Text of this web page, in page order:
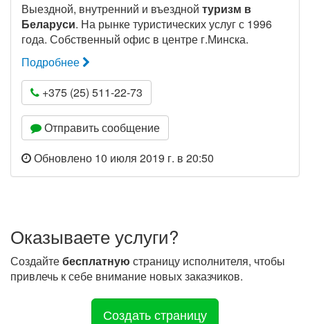
Выездной, внутренний и въездной туризм в
Беларуси. На рынке туристических услуг с 1996
года. Собственный офис в центре г.Минска.
Подробнее
+375 (25) 511-22-73
Отправить сообщение
Обновлено 10 июля 2019 г. в 20:50
Оказываете услуги?
Создайтебесплатную страницу исполнителя, чтобы
привлечь к себе внимание новых заказчиков.
Создать страницу